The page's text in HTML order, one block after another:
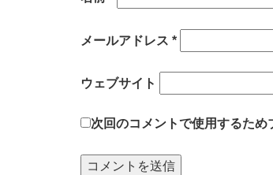
メールアドレス *
ウェブサイト
次回のコメントで使用するため